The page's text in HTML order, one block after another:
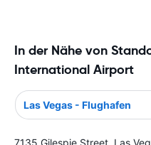
In der Nähe von
International Airport
Las Vegas - Flughafen
7135 Gilespie Street, Las